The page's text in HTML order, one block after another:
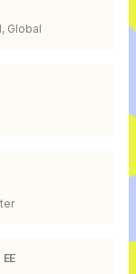
Global
EE